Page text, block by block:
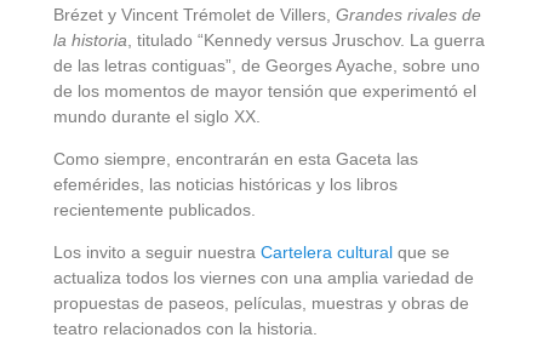
Brézet y Vincent Trémolet de Villers, Grandes rivales de
la historia , titulado “Kennedy versus Jruschov. La guerra
de las letras contiguas”, de Georges Ayache, sobre uno
de los momentos de mayor tensión que experimentó el
mundo durante el siglo XX.
Como siempre, encontrarán en esta Gaceta las
efemérides, las noticias históricas y los libros
recientemente publicados.
Los invito a seguir nuestra Cartelera cultural que se
actualiza todos los viernes con una amplia variedad de
propuestas de paseos, películas, muestras y obras de
teatro relacionados con la historia.